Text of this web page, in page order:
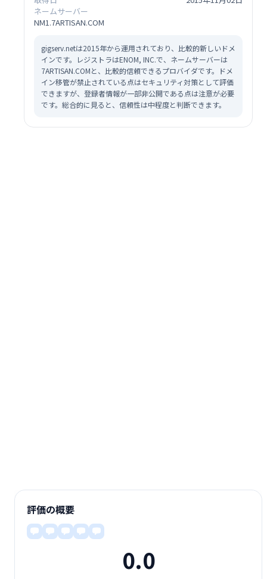
ネームサーバー
NM1.7ARTISAN.COM
gigserv.netは2015年から運用されており、比較的新しいドメ
インです。レジストラはENOM, INC.で、ネームサーバーは
7ARTISAN.COMと、比較的信頼できるプロバイダです。ドメ
イン移管が禁止されている点はセキュリティ対策として評価
できますが、登録者情報が一部非公開である点は注意が必要
です。総合的に見ると、信頼性は中程度と判断できます。
評価の概要
0.0